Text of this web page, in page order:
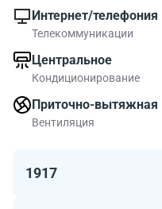
расположен рядом
20с2 можно посмотрев
инфраструктурой.
на карте, и объекты
Общая площадь 1073
блоки в БЦ
комфортной работы.
Интернет/телефония
Телекоммуникации
Центральное
Кондиционирование
Приточно-вытяжная
Вентиляция
1917